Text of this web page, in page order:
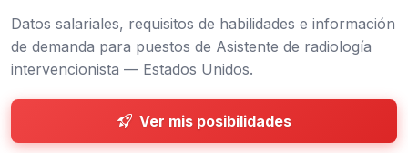
Datos salariales, requisitos de habilidades e información
de demanda para puestos de Asistente de radiología
intervencionista — Estados Unidos.
Ver mis posibilidades